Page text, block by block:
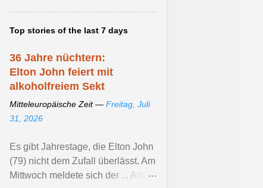
Top stories of the last 7 days
36 Jahre nüchtern:
Elton John feiert mit
alkoholfreiem Sekt
Mitteleuropäische Zeit — Freitag, Juli
31, 2026
Es gibt Jahrestage, die Elton John
(79) nicht dem Zufall überlässt. Am
Mittwoch meldete sich der ... Artikel